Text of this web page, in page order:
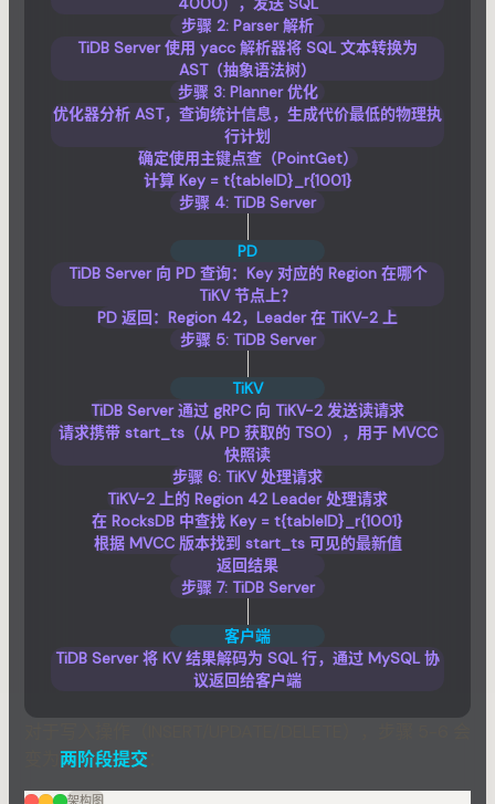
步骤 2: Parser 解析
TiDB Server 使用 yacc 解析器将 SQL 文本转换为
AST（抽象语法树）
步骤 3: Planner 优化
优化器分析 AST，查询统计信息，生成代价最低的物理执
行计划
确定使用主键点查（PointGet）
计算 Key = t{tableID}_r{1001}
步骤 4: TiDB Server
PD
TiDB Server 向 PD 查询：Key 对应的 Region 在哪个
TiKV 节点上？
PD 返回：Region 42，Leader 在 TiKV-2 上
步骤 5: TiDB Server
TiKV
TiDB Server 通过 gRPC 向 TiKV-2 发送读请求
请求携带 start_ts（从 PD 获取的 TSO），用于 MVCC
快照读
步骤 6: TiKV 处理请求
TiKV-2 上的 Region 42 Leader 处理请求
在 RocksDB 中查找 Key = t{tableID}_r{1001}
根据 MVCC 版本找到 start_ts 可见的最新值
返回结果
步骤 7: TiDB Server
客户端
TiDB Server 将 KV 结果解码为 SQL 行，通过 MySQL 协
议返回给客户端
两阶段提交
架构图